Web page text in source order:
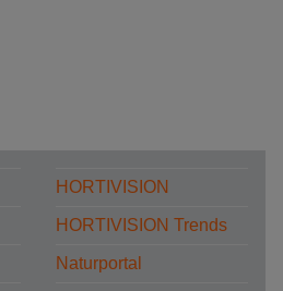
HORTIVISION
HORTIVISION Trends
Naturportal